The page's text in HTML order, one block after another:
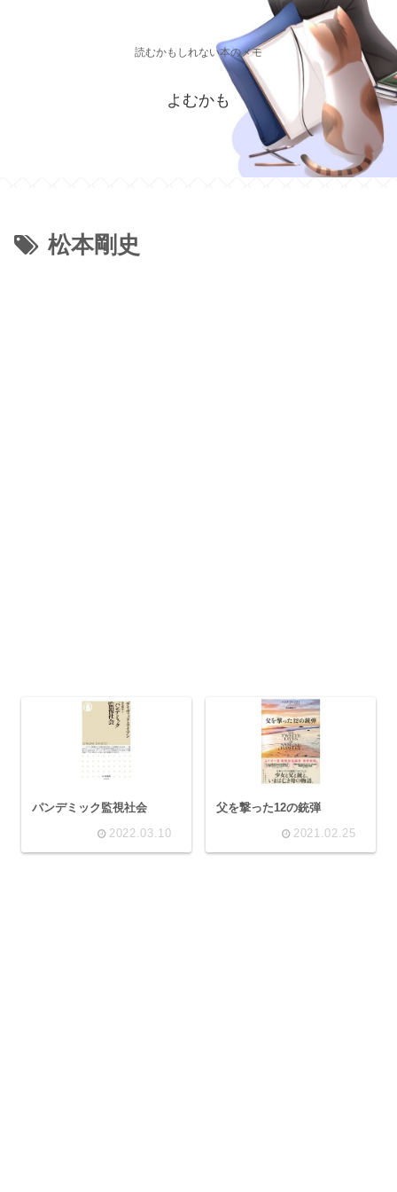
読むかもしれない本のメモ
よむかも
松本剛史
パンデミック監視社会
2022.03.10
父を撃った12の銃弾
2021.02.25